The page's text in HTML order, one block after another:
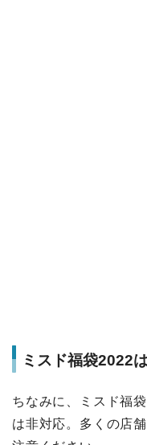
ミスド福袋2022
ちなみに、ミスド福
は非対応。多くの店